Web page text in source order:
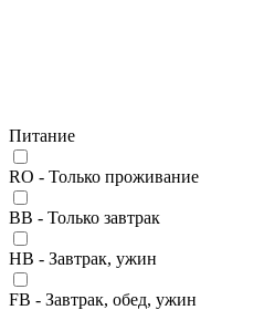
Питание
RO - Только проживание
BB - Только завтрак
HB - Завтрак, ужин
FB - Завтрак, обед, ужин